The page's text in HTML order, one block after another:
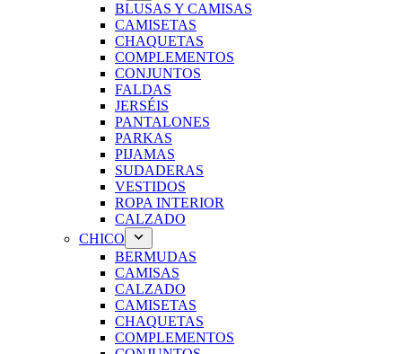
BLUSAS Y CAMISAS
CAMISETAS
CHAQUETAS
COMPLEMENTOS
CONJUNTOS
FALDAS
JERSÉIS
PANTALONES
PARKAS
PIJAMAS
SUDADERAS
VESTIDOS
ROPA INTERIOR
CALZADO
CHICO
BERMUDAS
CAMISAS
CALZADO
CAMISETAS
CHAQUETAS
COMPLEMENTOS